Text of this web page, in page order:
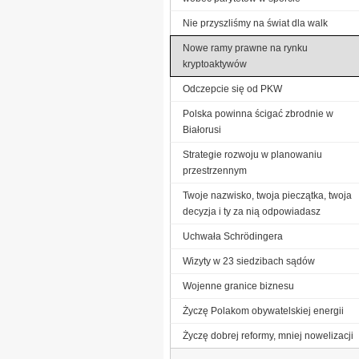
Nie przyszliśmy na świat dla walk
Nowe ramy prawne na rynku
kryptoaktywów
Odczepcie się od PKW
Polska powinna ścigać zbrodnie w
Białorusi
Strategie rozwoju w planowaniu
przestrzennym
Twoje nazwisko, twoja pieczątka, twoja
decyzja i ty za nią odpowiadasz
Uchwała Schrödingera
Wizyty w 23 siedzibach sądów
Wojenne granice biznesu
Życzę Polakom obywatelskiej energii
Życzę dobrej reformy, mniej nowelizacji